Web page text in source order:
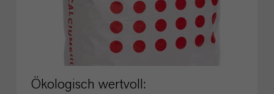
Ökologisch wertvoll: